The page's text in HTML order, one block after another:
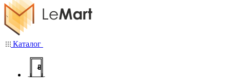
Каталог